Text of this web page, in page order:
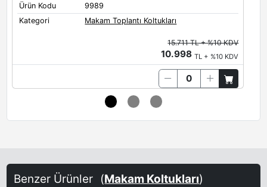
Ürün Kodu
9989
Kategori
Makam Toplantı Koltukları
15.711 TL + %10 KDV
10.998TL + %10 KDV
Benzer Ürünler (Makam Koltukları)